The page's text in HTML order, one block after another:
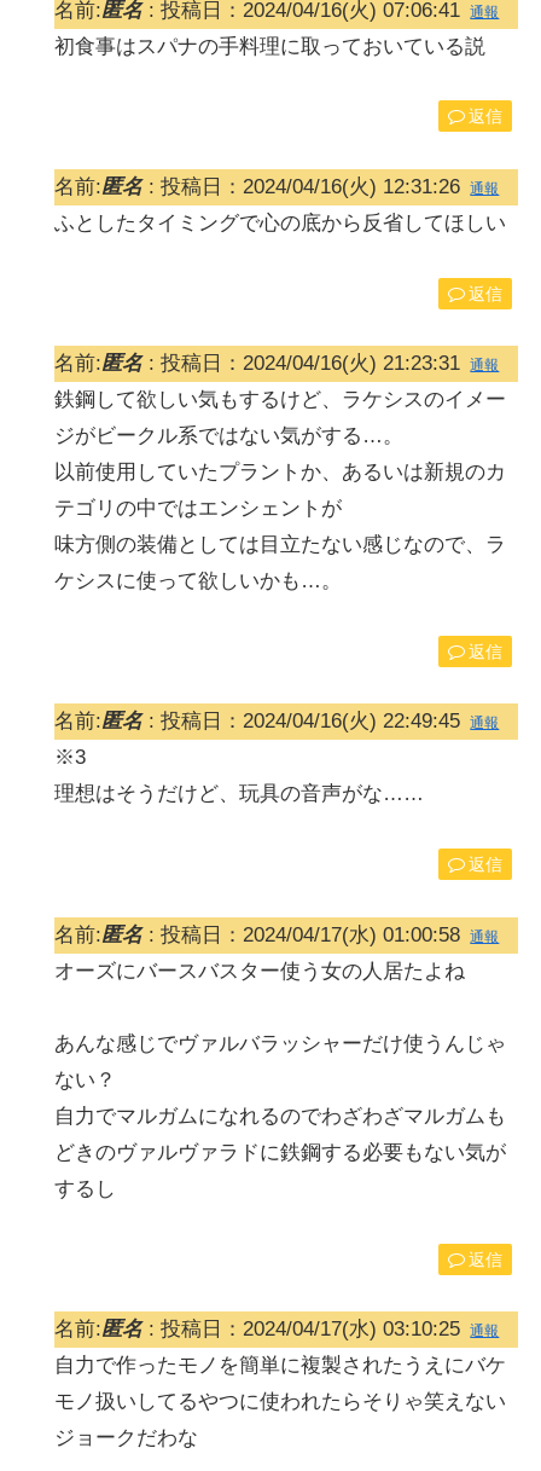
名前:匿名: 投稿日：2024/04/16(火) 07:06:41 通報
初食事はスパナの手料理に取っておいている説
返信
名前:匿名: 投稿日：2024/04/16(火) 12:31:26 通報
ふとしたタイミングで心の底から反省してほしい
返信
名前:匿名: 投稿日：2024/04/16(火) 21:23:31 通報
鉄鋼して欲しい気もするけど、ラケシスのイメー
ジがビークル系ではない気がする…。
以前使用していたプラントか、あるいは新規のカ
テゴリの中ではエンシェントが
味方側の装備としては目立たない感じなので、ラ
ケシスに使って欲しいかも…。
返信
名前:匿名: 投稿日：2024/04/16(火) 22:49:45 通報
※3
理想はそうだけど、玩具の音声がな……
返信
名前:匿名: 投稿日：2024/04/17(水) 01:00:58 通報
オーズにバースバスター使う女の人居たよね
あんな感じでヴァルバラッシャーだけ使うんじゃ
ない？
自力でマルガムになれるのでわざわざマルガムも
どきのヴァルヴァラドに鉄鋼する必要もない気が
するし
返信
名前:匿名: 投稿日：2024/04/17(水) 03:10:25 通報
自力で作ったモノを簡単に複製されたうえにバケ
モノ扱いしてるやつに使われたらそりゃ笑えない
ジョークだわな